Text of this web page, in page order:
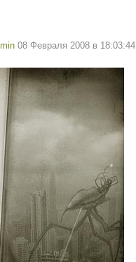
08 Февраля 2008 в 18:03:44